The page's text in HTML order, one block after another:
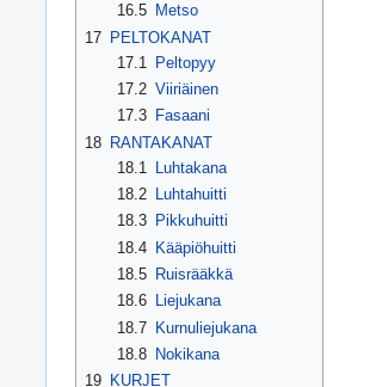
16.5
Metso
17 PELTOKANAT
17.1
Peltopyy
17.2 Viiriäinen
17.3
Fasaani
18 RANTAKANAT
18.1
Luhtakana
18.2
Luhtahuitti
18.3
Pikkuhuitti
18.4 Kääpiöhuitti
18.5
Ruisrääkkä
18.6
Liejukana
18.7 Kurnuliejukana
18.8
Nokikana
19 KURJET